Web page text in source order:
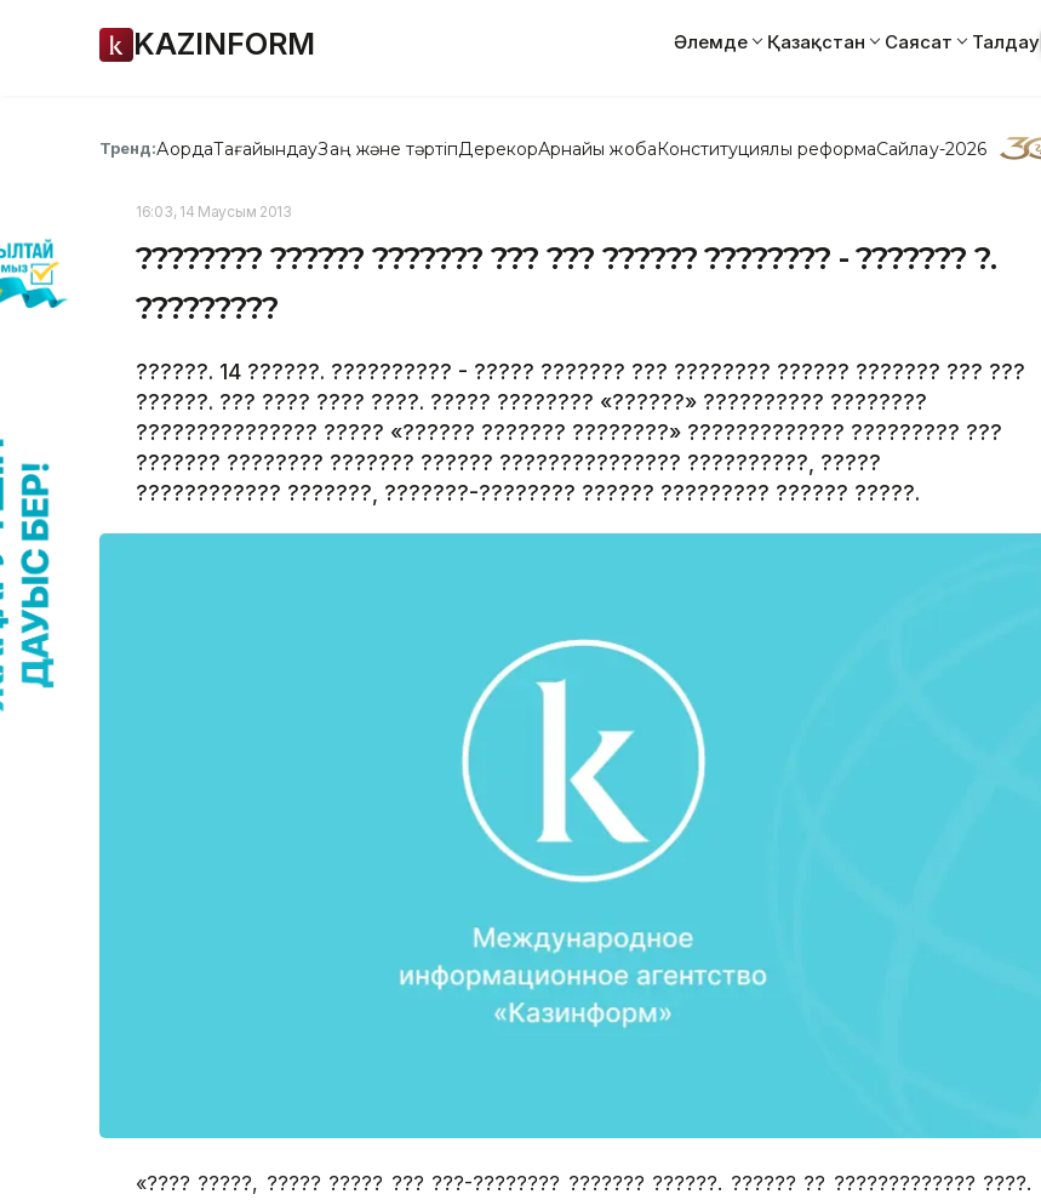
KAZINFORM Әлемде Қазақстан Саясат Талдау
Тренд:АқордаТағайындауЗаң және тәртіпДерекқорАрнайы жобаКонституциялық реформаСайлау-2026
16:03, 14 Маусым 2013
???????? ?????? ??????? ??? ??? ?????? ???????? - ??????? ?.
?????????
??????. 14 ??????. ?????????? - ????? ??????? ??? ???????? ?????? ??????? ??? ???
??????. ??? ???? ???? ????. ????? ???????? «??????» ?????????? ????????
??????????????? ????? «?????? ??????? ????????» ????????????? ????????? ???
??????? ???????? ??????? ?????? ??????????????? ??????????, ?????
???????????? ???????, ???????-???????? ?????? ????????? ?????? ?????.
«???? ?????, ????? ????? ??? ???-???????? ??????? ??????. ?????? ?? ????????????? ????.